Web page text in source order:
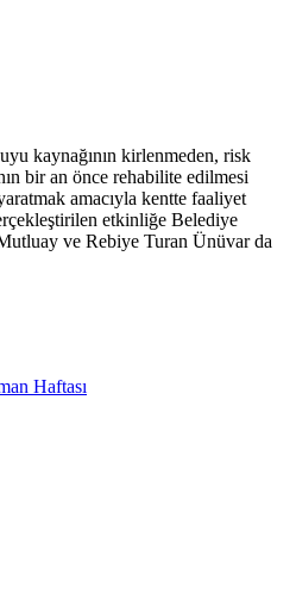
kaynağının kirlenmeden, risk
bir an önce rehabilite edilmesi
amacıyla kentte faaliyet
etkinliğe Belediye
ve Rebiye Turan Ünüvar da
Haftası